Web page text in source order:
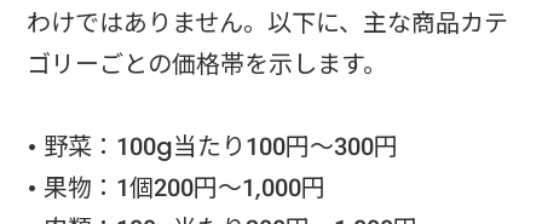
わけではありません。以下に、主な商品カテ
ゴリーごとの価格帯を示します。
• 野菜：100g当たり100円～300円
• 果物：1個200円～1,000円